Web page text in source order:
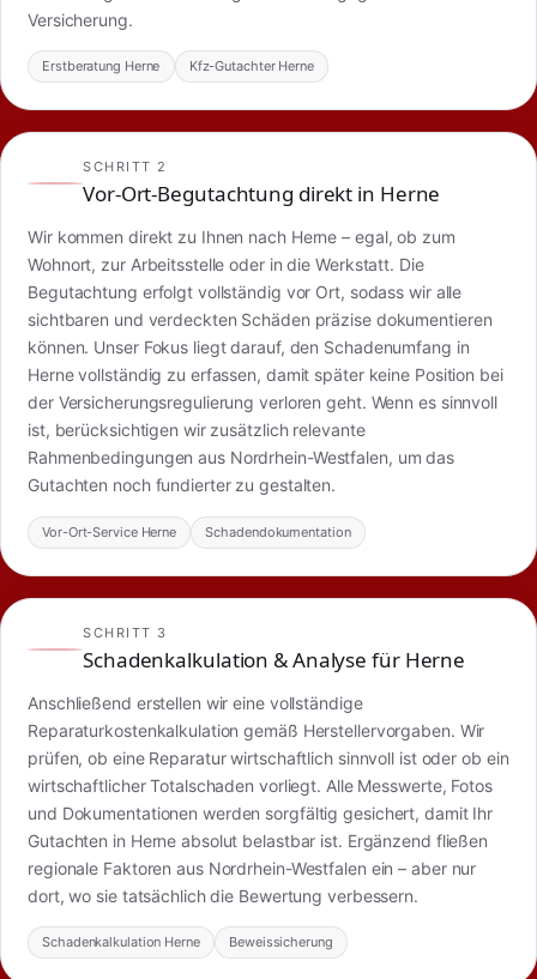
Versicherung.
Erstberatung Herne Kfz-Gutachter Herne
SCHRITT 2
Vor-Ort-Begutachtung direkt in Herne
Wir kommen direkt zu Ihnen nach Herne – egal, ob zum
Wohnort, zur Arbeitsstelle oder in die Werkstatt. Die
Begutachtung erfolgt vollständig vor Ort, sodass wir alle
sichtbaren und verdeckten Schäden präzise dokumentieren
können. Unser Fokus liegt darauf, den Schadenumfang in
Herne vollständig zu erfassen, damit später keine Position bei
der Versicherungsregulierung verloren geht. Wenn es sinnvoll
ist, berücksichtigen wir zusätzlich relevante
Rahmenbedingungen aus Nordrhein-Westfalen, um das
Gutachten noch fundierter zu gestalten.
Vor-Ort-Service Herne Schadendokumentation
SCHRITT 3
Schadenkalkulation & Analyse für Herne
Anschließend erstellen wir eine vollständige
Reparaturkostenkalkulation gemäß Herstellervorgaben. Wir
prüfen, ob eine Reparatur wirtschaftlich sinnvoll ist oder ob ein
wirtschaftlicher Totalschaden vorliegt. Alle Messwerte, Fotos
und Dokumentationen werden sorgfältig gesichert, damit Ihr
Gutachten in Herne absolut belastbar ist. Ergänzend fließen
regionale Faktoren aus Nordrhein-Westfalen ein – aber nur
dort, wo sie tatsächlich die Bewertung verbessern.
Schadenkalkulation Herne Beweissicherung